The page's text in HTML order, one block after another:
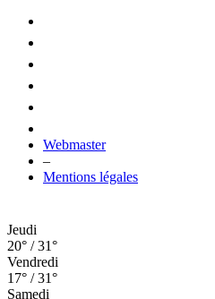
Webmaster
–
Mentions légales
Jeudi
20° / 31°
Vendredi
17° / 31°
Samedi